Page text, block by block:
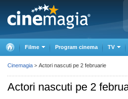
Filme Program cinema TV
Actori nascuti pe 2
Cinemagia > Actori nascuti pe 2 februarie